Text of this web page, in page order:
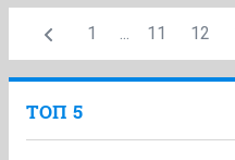
1 ... 11 12
ТОП 5